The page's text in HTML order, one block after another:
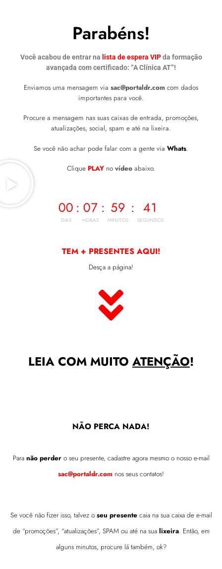
Parabéns!
Você acabou de entrar na lista de espera VIPda formação
avançada com certificado: “A Clínica AT”!
Enviamos uma mensagem via sac@portaldr.com com dados
importantes para você.
Procure a mensagem nas suas caixas de entrada, promoções,
atualizações, social, spam e até na lixeira.
Se você não achar pode falar com a gente via Whats.
Clique PLAY no vídeo abaixo.
00
DIAS
: 07
HORAS
: 59
MINUTOS
: 41
SEGUNDOS
TEM + PRESENTES AQUI!
Desça a página!
LEIA COM MUITO ATENÇÃO!
NÃO PERCA NADA!
Para não perdero seu presente, cadastre agora mesmo o nosso e-mail
sac@portaldr.com nos seus contatos!
Se você não fizer isso, talvez o seu presentecaia na sua caixa de e-mail
de “promoções”, “atualizações”, SPAM ou até na sua lixeira. Então, em
alguns minutos, procure lá também, ok?